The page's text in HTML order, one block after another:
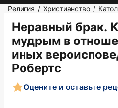
Религия / Христианство /
Неравный брак.
мудрым в
иных
Робертс
Оцените и оставьте